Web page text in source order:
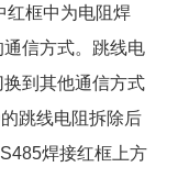
红框中为电阻焊
信方式。跳线电
到其他通信方式
跳线电阻拆除后
焊接红框上方